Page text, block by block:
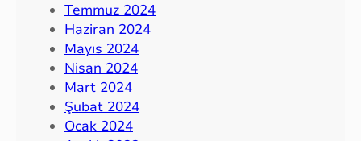
Temmuz 2024
Haziran 2024
Mayıs 2024
Nisan 2024
Mart 2024
Şubat 2024
Ocak 2024